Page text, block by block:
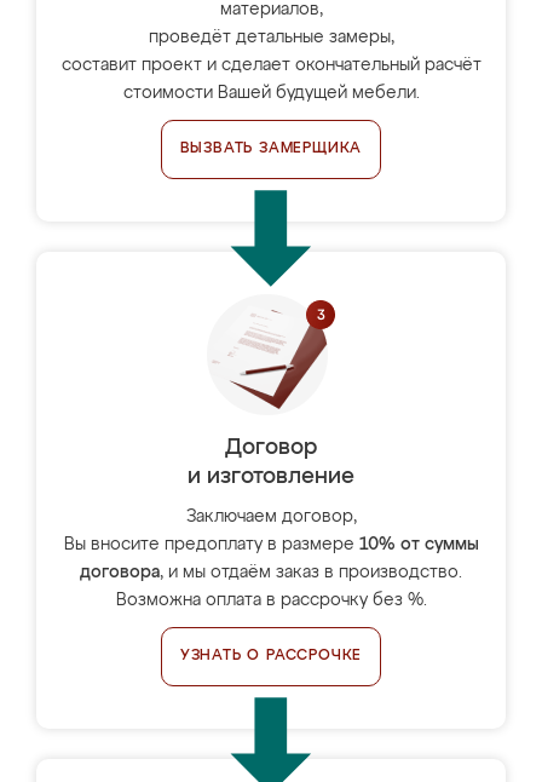
материалов,
проведёт детальные замеры,
составит проект и сделает окончательный расчёт
стоимости Вашей будущей мебели.
ВЫЗВАТЬ ЗАМЕРЩИКА
Договор
и изготовление
Заключаем договор,
Вы вносите предоплату в размере 10% от суммы
договора, и мы отдаём заказ в производство.
Возможна оплата в рассрочку без %.
УЗНАТЬ О РАССРОЧКЕ